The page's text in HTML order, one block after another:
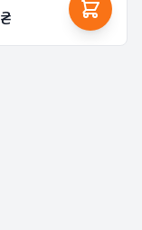
₴